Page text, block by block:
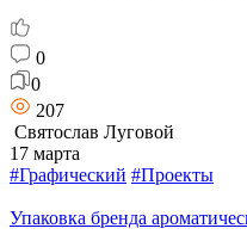
0
0
207
Святослав Луговой
17 марта
#Графический #Проекты
Упаковка бренда